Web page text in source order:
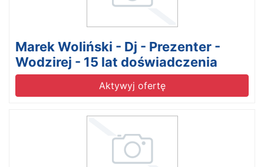
Marek Woliński - Dj - Prezenter -
Wodzirej - 15 lat doświadczenia
Aktywyj ofertę